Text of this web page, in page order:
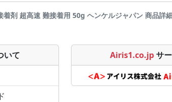
着剤 超高速 難接着用 50g ヘンケルジャパン 商品
いて
Airis1.co.jpサ